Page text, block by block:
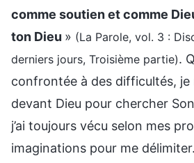
comme soutien et comme
ton Dieu » (La Parole, vol. 3 :
derniers jours, Troisième partie).
confrontée à des difficultés, je
devant Dieu pour chercher
j’ai toujours vécu selon mes
imaginations pour me